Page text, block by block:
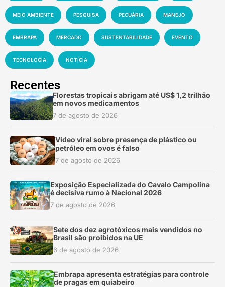
MEIO AMBIENTE PESQUISA PECUÁRIA MANEJO
EMBRAPA MERCADO SUSTENTABILIDADE EVENTO
TECNOLOGIA NOTÍCIA
Recentes
Florestas tropicais abrigam até US$ 1,2 trilhão
em novos medicamentos
7 de agosto de 2026
Vídeo viral sobre presença de plástico ou
petróleo em ovos é falso
7 de agosto de 2026
Exposição Especializada do Cavalo Campolina
é decisiva rumo à Nacional 2026
7 de agosto de 2026
Sete dos dez agrotóxicos mais vendidos no
Brasil são proibidos na UE
6 de agosto de 2026
Embrapa apresenta estratégias para controle
de pragas em quiabeiro